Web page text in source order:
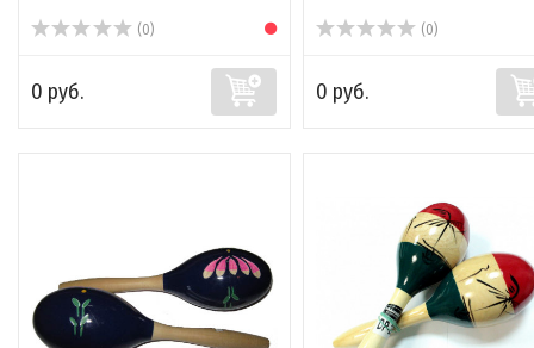
(0)
0 руб.
(0)
0 руб.